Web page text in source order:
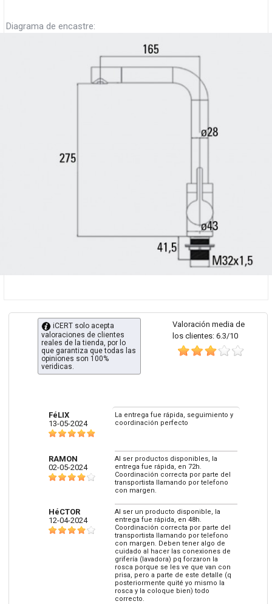
Diagrama de encastre:
Valoración media de
los clientes: 6.3/10
iCERT solo acepta
valoraciones de clientes
reales de la tienda, por lo
que garantiza que todas las
opiniones son 100%
veridicas.
FéLIX
13-05-2024
La entrega fue rápida, seguimiento y
coordinación perfecto
RAMON
02-05-2024
Al ser productos disponibles, la
entrega fue rápida, en 72h.
Coordinación correcta por parte del
transportista llamando por telefono
con margen.
HéCTOR
12-04-2024
Al ser un producto disponible, la
entrega fue rápida, en 48h.
Coordinación correcta por parte del
transportista llamando por telefono
con margen. Deben tener algo de
cuidado al hacer las conexiones de
grifería (lavadora) pq forzaron la
rosca porque se les ve que van con
prisa, pero a parte de este detalle (q
posteriormente quité yo mismo la
rosca y la coloque bien) todo
correcto.